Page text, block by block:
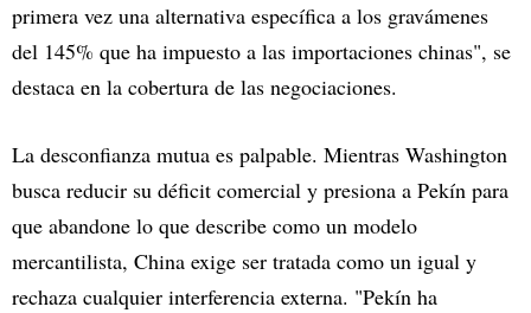
primera vez una alternativa específica a los gravámenes
del 145% que ha impuesto a las importaciones chinas", se
destaca en la cobertura de las negociaciones.
La desconfianza mutua es palpable. Mientras Washington
busca reducir su déficit comercial y presiona a Pekín para
que abandone lo que describe como un modelo
mercantilista, China exige ser tratada como un igual y
rechaza cualquier interferencia externa. "Pekín ha